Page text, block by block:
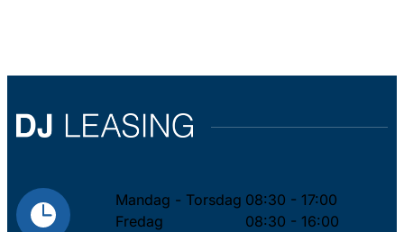
Mandag - Torsdag 08:30 - 17:00
Fredag
08:30 - 16:00